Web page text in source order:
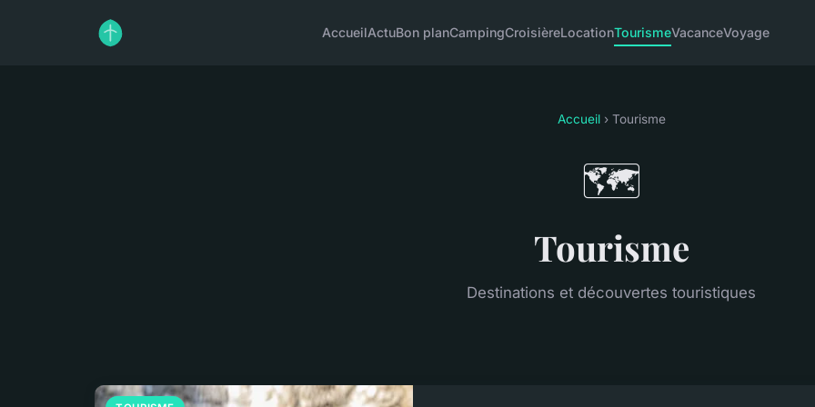
AccueilActuBon planCampingCroisièreLocationTourismeVacanceVoyage
Accueil› Tourisme
🗺️
Tourisme
Destinations et découvertes touristiques